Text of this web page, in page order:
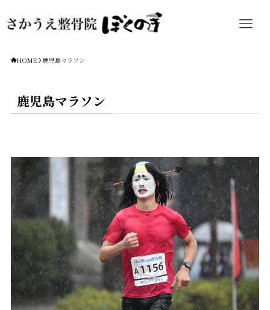
HOME 鹿児島マラソン
鹿児島マラソン